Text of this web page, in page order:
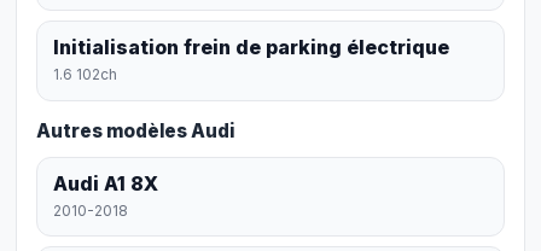
Initialisation frein de parking électrique
1.6 102ch
Autres modèles Audi
Audi A1 8X
2010-2018